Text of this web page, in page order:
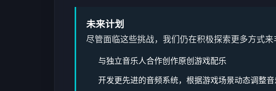
未来计划
尽管面临这些挑战，我们仍在积极探索更多方式来
与独立音乐人合作创作原创游戏配乐
开发更先进的音频系统，根据游戏场景动态调整音